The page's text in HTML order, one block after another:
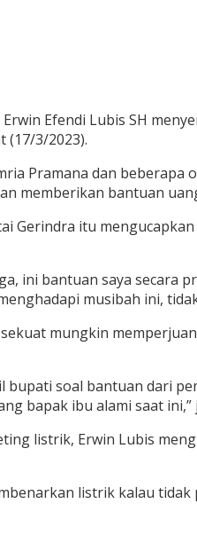
Efendi Lubis SH
(17/3/2023).
Pramana dan
memberikan bantuan
Gerindra itu
ini bantuan saya
musibah ini,
mungkin
bupati soal bantuan dari
bapak ibu alami saat ini,”
listrik, Erwin Lubis
listrik kalau